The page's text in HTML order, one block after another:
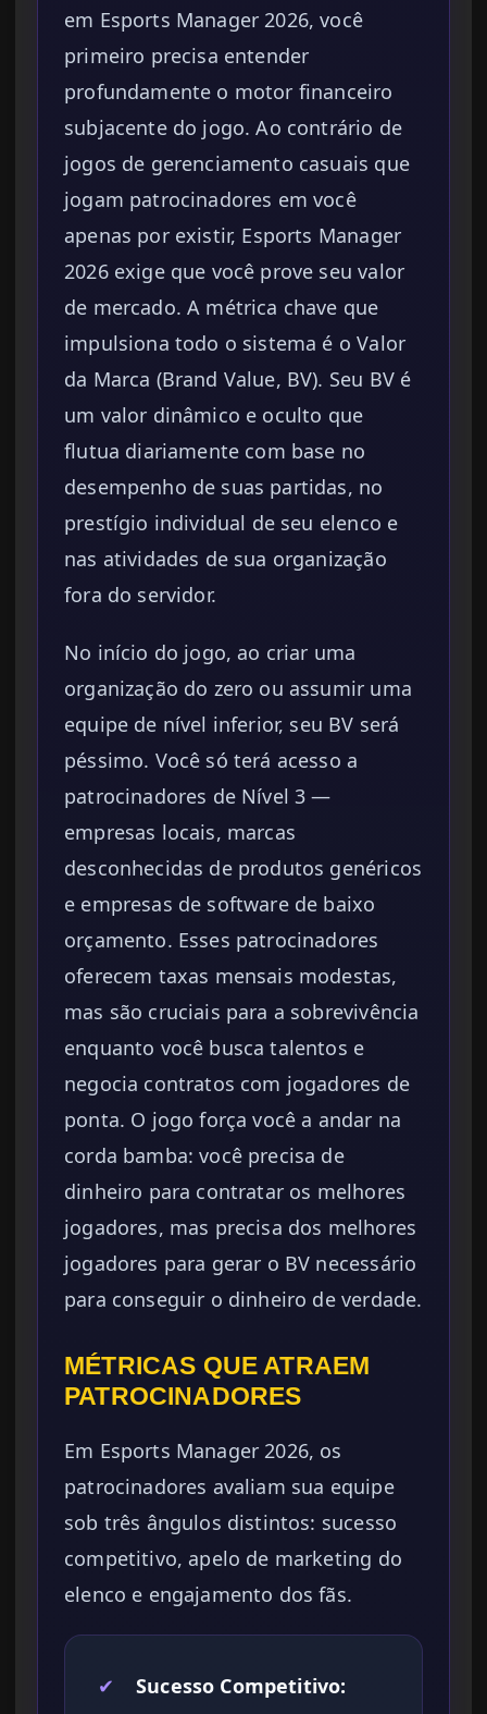
em Esports Manager 2026, você
primeiro precisa entender
profundamente o motor financeiro
subjacente do jogo. Ao contrário de
jogos de gerenciamento casuais que
jogam patrocinadores em você
apenas por existir, Esports Manager
2026 exige que você prove seu valor
de mercado. A métrica chave que
impulsiona todo o sistema é o Valor
da Marca (Brand Value, BV). Seu BV é
um valor dinâmico e oculto que
flutua diariamente com base no
desempenho de suas partidas, no
prestígio individual de seu elenco e
nas atividades de sua organização
fora do servidor.
No início do jogo, ao criar uma
organização do zero ou assumir uma
equipe de nível inferior, seu BV será
péssimo. Você só terá acesso a
patrocinadores de Nível 3 —
empresas locais, marcas
desconhecidas de produtos genéricos
e empresas de software de baixo
orçamento. Esses patrocinadores
oferecem taxas mensais modestas,
mas são cruciais para a sobrevivência
enquanto você busca talentos e
negocia contratos com jogadores de
ponta. O jogo força você a andar na
corda bamba: você precisa de
dinheiro para contratar os melhores
jogadores, mas precisa dos melhores
jogadores para gerar o BV necessário
para conseguir o dinheiro de verdade.
MÉTRICAS QUE ATRAEM
PATROCINADORES
Em Esports Manager 2026, os
patrocinadores avaliam sua equipe
sob três ângulos distintos: sucesso
competitivo, apelo de marketing do
elenco e engajamento dos fãs.
✔
Sucesso Competitivo: